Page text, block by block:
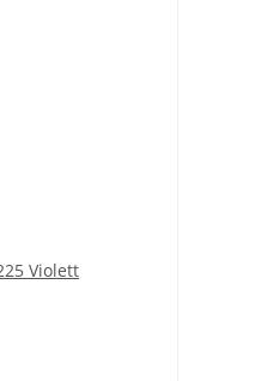
Violett